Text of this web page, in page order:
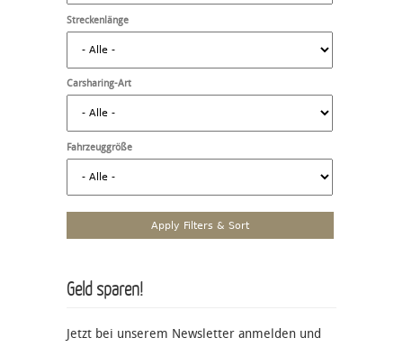
Streckenlänge
Carsharing-Art
Fahrzeuggröße
Geld sparen!
Jetzt bei unserem Newsletter anmelden und